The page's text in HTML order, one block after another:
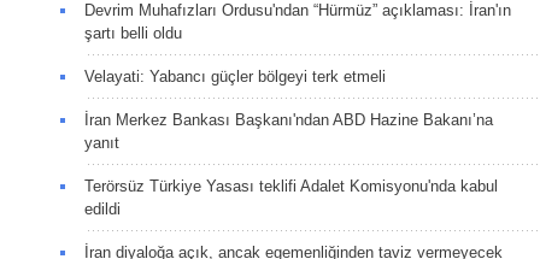
Devrim Muhafızları Ordusu'ndan “Hürmüz” açıklaması: İran'ın
şartı belli oldu
Velayati: Yabancı güçler bölgeyi terk etmeli
İran Merkez Bankası Başkanı'ndan ABD Hazine Bakanı’na
yanıt
Terörsüz Türkiye Yasası teklifi Adalet Komisyonu'nda kabul
edildi
İran diyaloğa açık, ancak egemenliğinden taviz vermeyecek